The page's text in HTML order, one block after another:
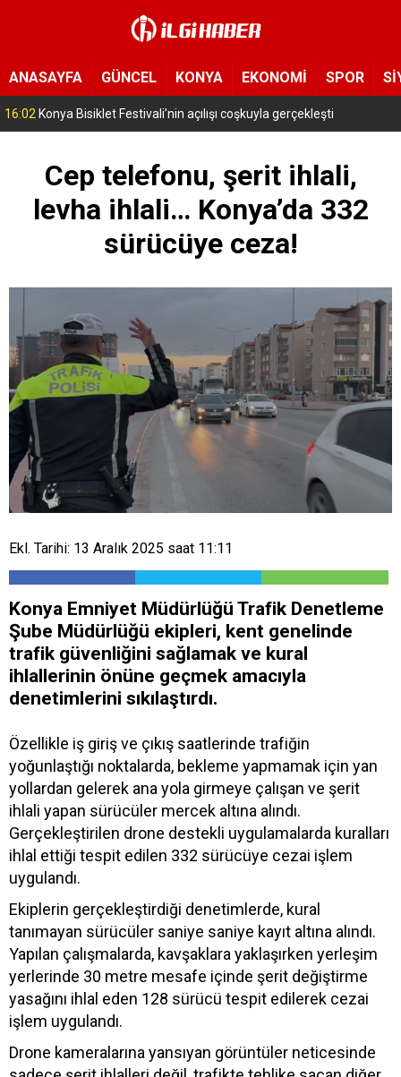
ANASAYFA GÜNCEL KONYA EKONOMİ SPOR
15:11 Konya’da zabıta ve polis sahada! Toplu taşıma araçları tek tek denetleniyor
Cep telefonu, şerit ihlali,
levha ihlali… Konya’da 332
sürücüye ceza!
Ekl. Tarihi: 13 Aralık 2025 saat 11:11
Konya Emniyet Müdürlüğü Trafik Denetleme
Şube Müdürlüğü ekipleri, kent genelinde
trafik güvenliğini sağlamak ve kural
ihlallerinin önüne geçmek amacıyla
denetimlerini sıkılaştırdı.
Özellikle iş giriş ve çıkış saatlerinde trafiğin
yoğunlaştığı noktalarda, bekleme yapmamak için yan
yollardan gelerek ana yola girmeye çalışan ve şerit
ihlali yapan sürücüler mercek altına alındı.
Gerçekleştirilen drone destekli uygulamalarda kuralları
ihlal ettiği tespit edilen 332 sürücüye cezai işlem
uygulandı.
Ekiplerin gerçekleştirdiği denetimlerde, kural
tanımayan sürücüler saniye saniye kayıt altına alındı.
Yapılan çalışmalarda, kavşaklara yaklaşırken yerleşim
yerlerinde 30 metre mesafe içinde şerit değiştirme
yasağını ihlal eden 128 sürücü tespit edilerek cezai
işlem uygulandı.
Drone kameralarına yansıyan görüntüler neticesinde